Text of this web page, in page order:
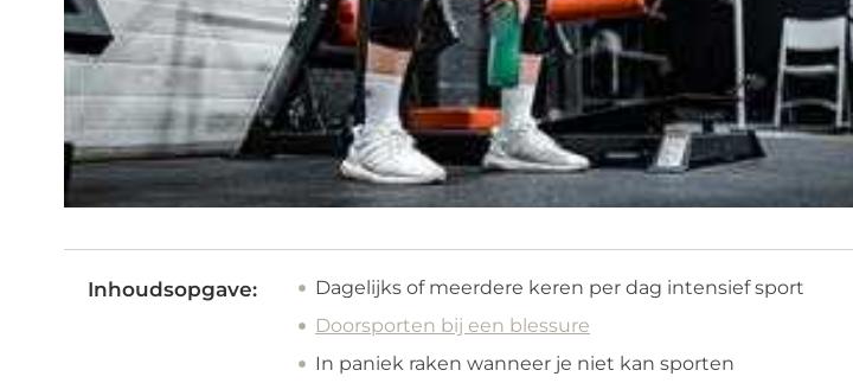
Inhoudsopgave:
Dagelijks of meerdere keren per dag intensief sport
Doorsporten bij een blessure
In paniek raken wanneer je niet kan sporten